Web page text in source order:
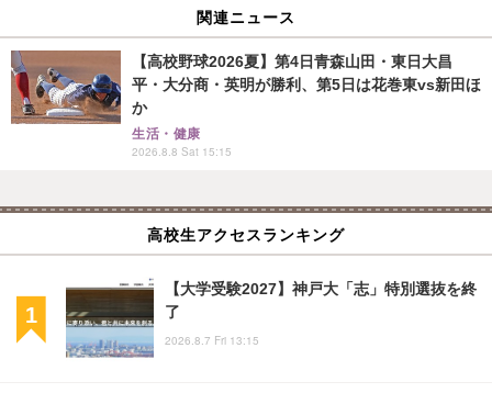
関連ニュース
【高校野球2026夏】第4日青森山田・東日大昌
平・大分商・英明が勝利、第5日は花巻東vs新田ほ
か
生活・健康
2026.8.8 Sat 15:15
高校生アクセスランキング
【大学受験2027】神戸大「志」特別選抜を終
了
2026.8.7 Fri 13:15